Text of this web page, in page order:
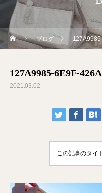
ブログ
127A9985-6E9F-
2021.03.02
この記事のタイ